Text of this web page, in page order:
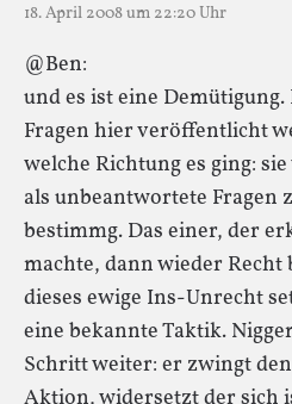
18. April 2008 um 22:20 Uhr
@Ben:
und es ist eine Demütigung.
Fragen hier veröffentlicht
welche Richtung es ging:
als unbeantwortete Fragen
bestimmg. Das einer, der
machte, dann wieder
dieses ewige Ins-Unrecht
eine bekannte Taktik.
Schritt weiter: er zwingt